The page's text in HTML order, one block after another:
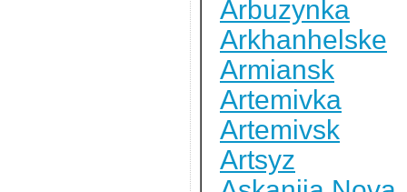
Arbuzynka
Arkhanhelske
Armiansk
Artemivka
Artemivsk
Artsyz